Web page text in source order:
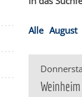
Alle August